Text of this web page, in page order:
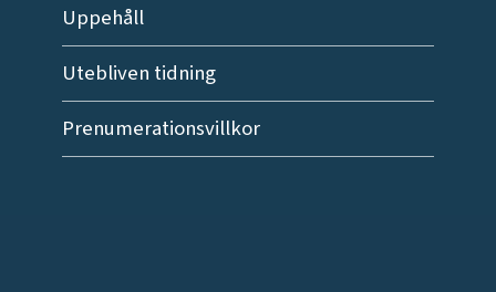
Uppehåll
Utebliven tidning
Prenumerationsvillkor